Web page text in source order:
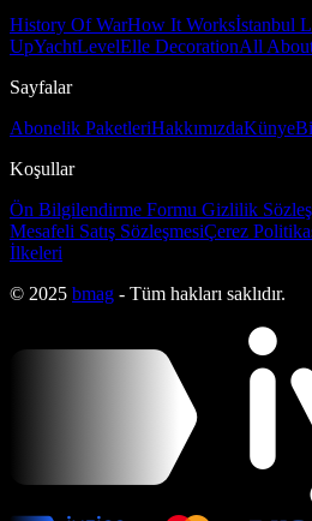
History Of WarHow It Worksİstanbul
UpYachtLevelElle DecorationAll
Sayfalar
Abonelik PaketleriHakkımızdaKünye
Koşullar
Ön Bilgilendirme Formu Gizlilik
Mesafeli Satış SözleşmesiÇerez
İlkeleri
© 2025 bmag - Tüm hakları saklıdır.